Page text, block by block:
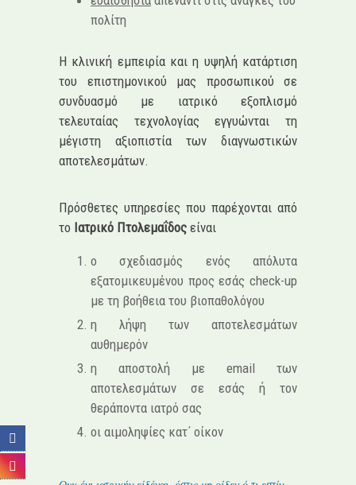
πολίτη
Η κλινική εμπειρία και η υψηλή κατάρτιση
του επιστημονικού μας προσωπικού σε
συνδυασμό με ιατρικό εξοπλισμό
τελευταίας τεχνολογίας εγγυώνται τη
μέγιστη αξιοπιστία των διαγνωστικών
αποτελεσμάτων.
Πρόσθετες υπηρεσίες που παρέχονται από
το Ιατρικό Πτολεμαΐδος είναι
ο σχεδιασμός ενός απόλυτα
εξατομικευμένου προς εσάς check-up
με τη βοήθεια του βιοπαθολόγου
η λήψη των αποτελεσμάτων
αυθημερόν
η αποστολή με email των
αποτελεσμάτων σε εσάς ή τον
θεράποντα ιατρό σας
οι αιμοληψίες κατ΄ οίκον